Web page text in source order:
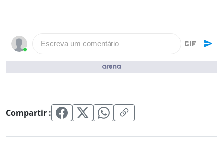
Escreva um comentário
Pessoas que curtiram ()
Compartir :